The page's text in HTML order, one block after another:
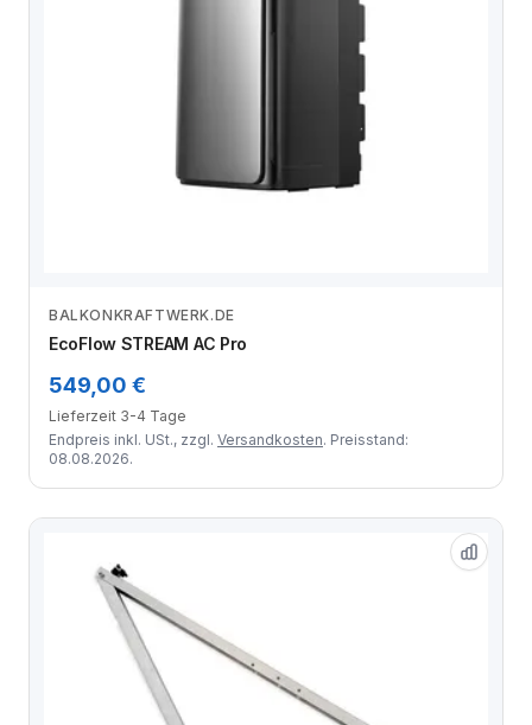
Zum Angebot
BALKONKRAFTWERK.DE
EcoFlow STREAM AC Pro
549,00 €
Lieferzeit 3-4 Tage
Endpreis inkl. USt., zzgl. Versandkosten. Preisstand:
08.08.2026.